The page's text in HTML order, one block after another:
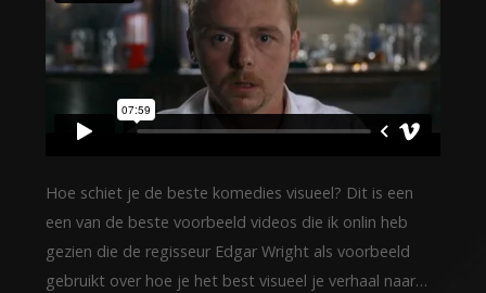
Hoe schiet je de beste komedies visueel? Dit is een
een van de beste voorbeeld videos die ik onlin heb
gezien die de regisseur Edgar Wright als voorbeeld
gebruikt over hoe je het best visueel je verhaal naar…